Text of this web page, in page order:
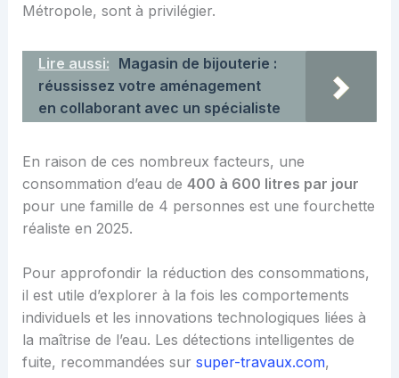
Métropole, sont à privilégier.
Lire aussi: Magasin de bijouterie :
réussissez votre aménagement
en collaborant avec un spécialiste
En raison de ces nombreux facteurs, une
consommation d’eau de 400 à 600 litres par jour
pour une famille de 4 personnes est une fourchette
réaliste en 2025.
Pour approfondir la réduction des consommations,
il est utile d’explorer à la fois les comportements
individuels et les innovations technologiques liées à
la maîtrise de l’eau. Les détections intelligentes de
fuite, recommandées sur super-travaux.com,